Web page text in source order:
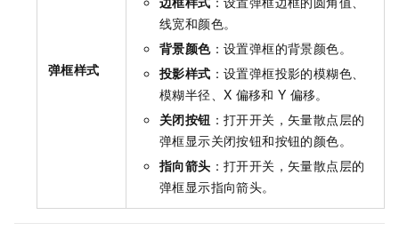
弹框样式
线宽和颜色。
背景颜色：设置弹框的背景颜色。
投影样式 ：设置弹框投影的模糊色、
模糊半径、X 偏移和 Y 偏移。
关闭按钮 ：打开开关，矢量散点层的
弹框显示关闭按钮和按钮的颜色。
指向箭头 ：打开开关，矢量散点层的
弹框显示指向箭头。